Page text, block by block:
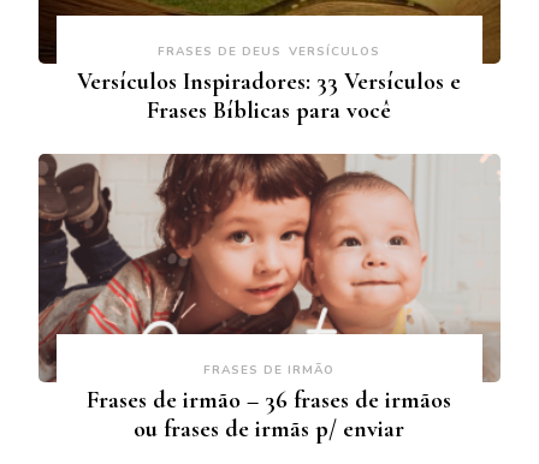
FRASES DE DEUS VERSÍCULOS
Versículos Inspiradores: 33 Versículos e
Frases Bíblicas para você
FRASES DE IRMÃO
Frases de irmão – 36 frases de irmãos
ou frases de irmãs p/ enviar